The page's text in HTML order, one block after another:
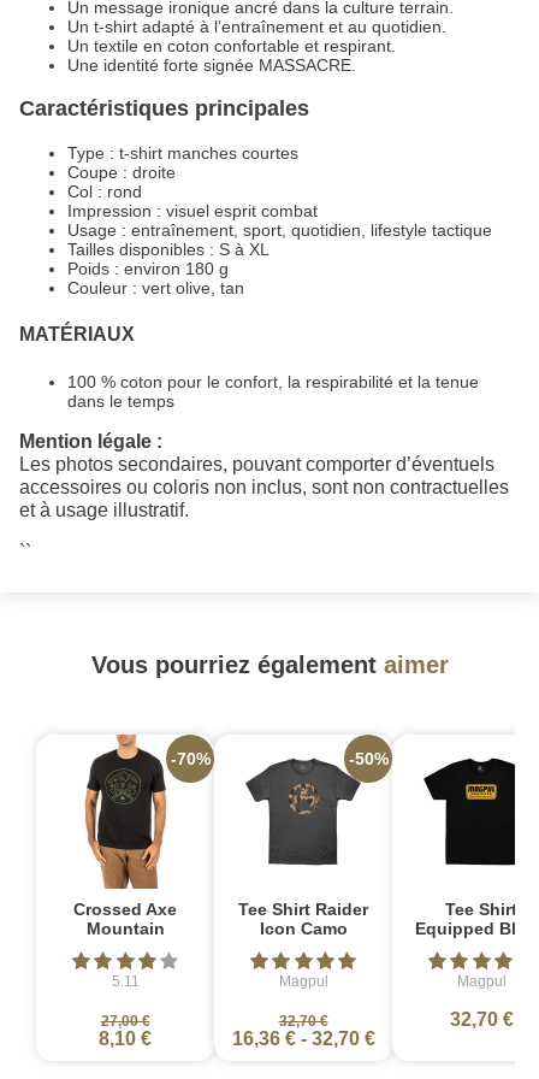
Un message ironique ancré dans la culture terrain.
Un t-shirt adapté à l’entraînement et au quotidien.
Un textile en coton confortable et respirant.
Une identité forte signée MASSACRE.
Caractéristiques principales
Type : t-shirt manches courtes
Coupe : droite
Col : rond
Impression : visuel esprit combat
Usage : entraînement, sport, quotidien, lifestyle tactique
Tailles disponibles : S à XL
Poids : environ 180 g
Couleur : vert olive, tan
MATÉRIAUX
100 % coton pour le confort, la respirabilité et la tenue
dans le temps
Mention légale :
Les photos secondaires, pouvant comporter d’éventuels
accessoires ou coloris non inclus, sont non contractuelles
et à usage illustratif.
``
Vous pourriez également aimer
Crossed Axe
Mountain
5.11
27,00 €
8,10 €
-70%
Tee Shirt Raider
Icon Camo
Magpul
32,70 €
16,36 €- 32,70 €
-50%
Tee Shirt
Equipped
Magpul
32,70 €